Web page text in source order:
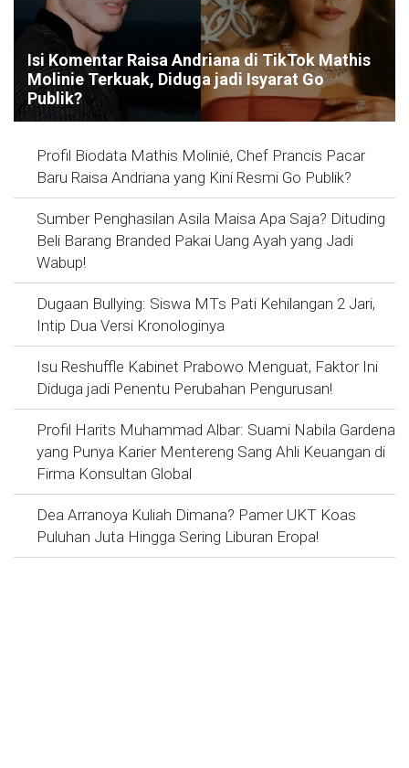
Isi Komentar Raisa Andriana di TikTok Mathis
Molinie Terkuak, Diduga jadi Isyarat Go
Publik?
Profil Biodata Mathis Molinié, Chef Prancis Pacar
Baru Raisa Andriana yang Kini Resmi Go Publik?
Sumber Penghasilan Asila Maisa Apa Saja? Dituding
Beli Barang Branded Pakai Uang Ayah yang Jadi
Wabup!
Dugaan Bullying: Siswa MTs Pati Kehilangan 2 Jari,
Intip Dua Versi Kronologinya
Isu Reshuffle Kabinet Prabowo Menguat, Faktor Ini
Diduga jadi Penentu Perubahan Pengurusan!
Profil Harits Muhammad Albar: Suami Nabila Gardena
yang Punya Karier Mentereng Sang Ahli Keuangan di
Firma Konsultan Global
Dea Arranoya Kuliah Dimana? Pamer UKT Koas
Puluhan Juta Hingga Sering Liburan Eropa!